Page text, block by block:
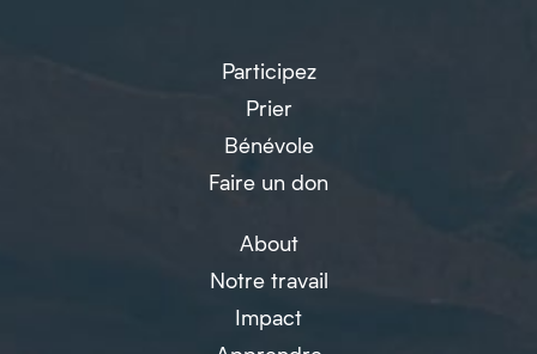
Participez
Prier
Bénévole
Faire un don
About
Notre travail
Impact